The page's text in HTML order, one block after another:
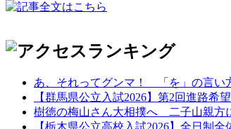
あ、それってグンマ！ 「を」の言い
【群馬県公立入試2026】第2回進路希
樹徳の梅山さん大相撲へ 二子山親方